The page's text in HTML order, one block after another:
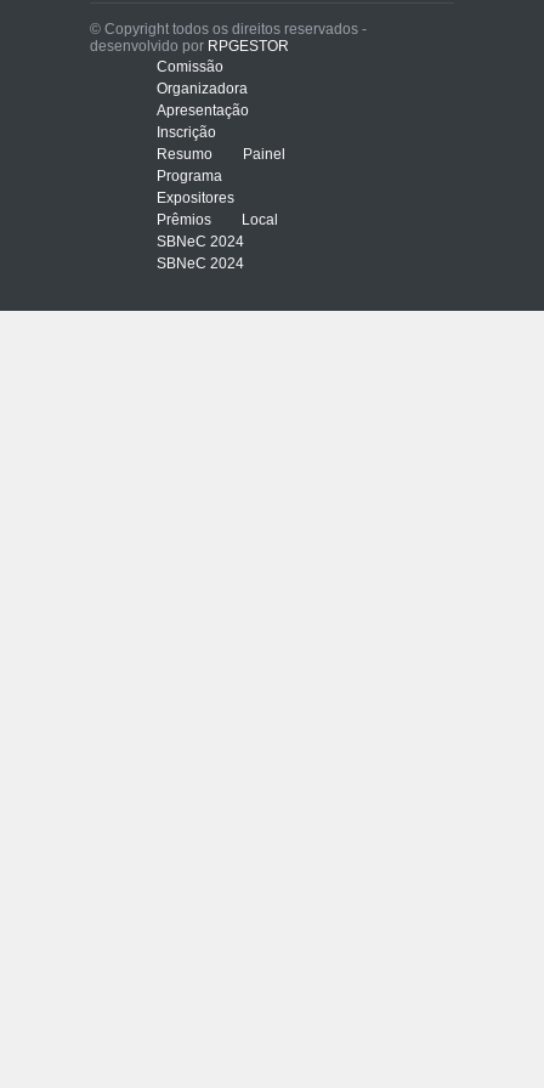
© Copyright todos os direitos reservados -
desenvolvido por RPGESTOR
Comissão
Organizadora
Apresentação
Inscrição
Resumo
Painel
Programa
Expositores
Prêmios
Local
SBNeC 2024
SBNeC 2024